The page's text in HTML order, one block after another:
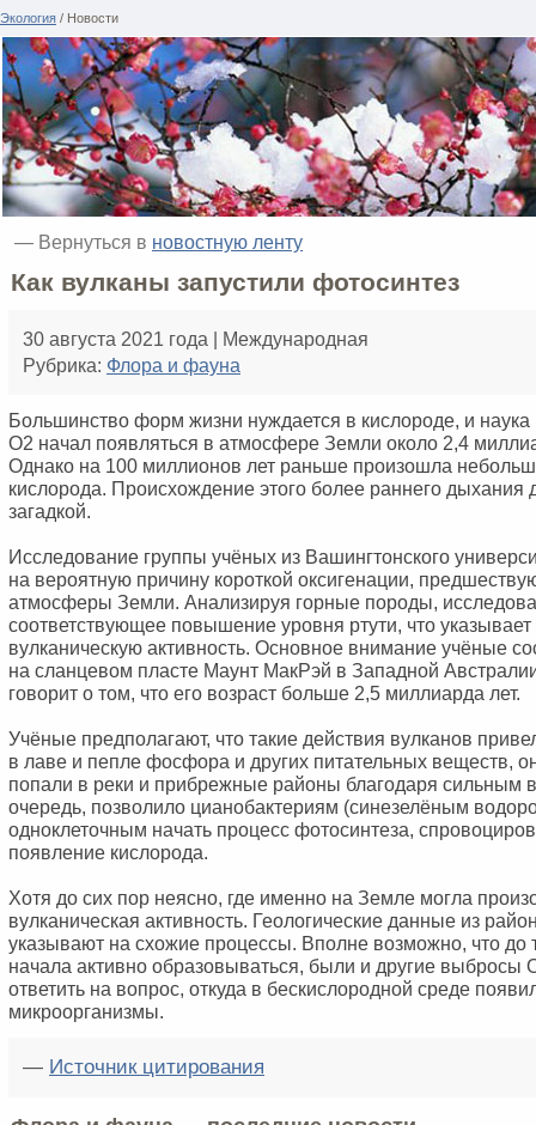
Экология / Новости
— Вернуться в новостную ленту
Как вулканы запустили фотосинтез
30 августа 2021 года | Международная
Рубрика: Флора и фауна
Большинство форм жизни нуждается в кислороде, и наука
O2 начал появляться в атмосфере Земли около 2,4
Однако на 100 миллионов лет раньше произошла
кислорода. Происхождение этого более раннего дыхания
загадкой.
Исследование группы учёных из Вашингтонского
на вероятную причину короткой оксигенации,
атмосферы Земли. Анализируя горные породы,
соответствующее повышение уровня ртути, что
вулканическую активность. Основное внимание учёные
на сланцевом пласте Маунт МакРэй в Западной
говорит о том, что его возраст больше 2,5 миллиарда лет.
Учёные предполагают, что такие действия вулканов
в лаве и пепле фосфора и других питательных веществ,
попали в реки и прибрежные районы благодаря сильным
очередь, позволило цианобактериям (синезелёным
одноклеточным начать процесс фотосинтеза,
появление кислорода.
Хотя до сих пор неясно, где именно на Земле могла
вулканическая активность. Геологические данные из
указывают на схожие процессы. Вполне возможно, что до
начала активно образовываться, были и другие выбросы
ответить на вопрос, откуда в бескислородной среде
микроорганизмы.
— Источник цитирования